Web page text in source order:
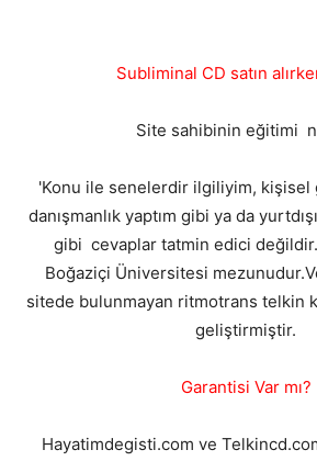
Subliminal CD satın
Site sahibinin eğitimi
'Konu ile senelerdir ilgiliyim, kişisel
danışmanlık yaptım gibi ya da
gibi cevaplar tatmin edici
Boğaziçi Üniversitesi
sitede bulunmayan ritmotrans telkin
geliştirmiştir.
Garantisi Var mı?
Hayatimdegisti.com ve